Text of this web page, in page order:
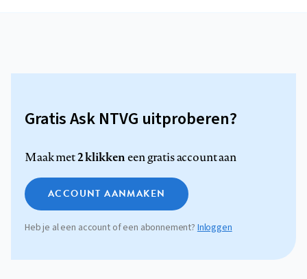
Gratis Ask NTVG uitproberen?
Maak met2 klikkeneen gratis account aan
ACCOUNT AANMAKEN
Heb je al een account of een abonnement?Inloggen